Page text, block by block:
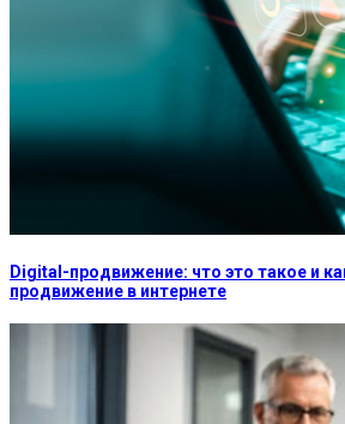
Digital-продвижение: что это такое и
продвижение в интернете